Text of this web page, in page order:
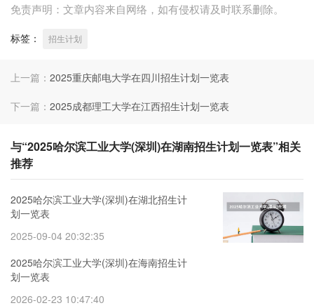
免责声明：文章内容来自网络，如有侵权请及时联系删除。
标签： 招生计划
上一篇： 2025重庆邮电大学在四川招生计划一览表
下一篇： 2025成都理工大学在江西招生计划一览表
与“2025哈尔滨工业大学(深圳)在湖南招生计划一览表”相关
推荐
2025哈尔滨工业大学(深圳)在湖北招生计
划一览表
2025-09-04 20:32:35
2025哈尔滨工业大学(深圳)在海南招生计
划一览表
2026-02-23 10:47:40